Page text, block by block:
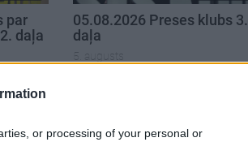
or processing of your personal or
par
daļa
05.08.2026 Preses klubs 3.
daļa
5. augusts